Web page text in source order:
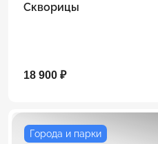
Скворицы
18 900 ₽
Города и парки